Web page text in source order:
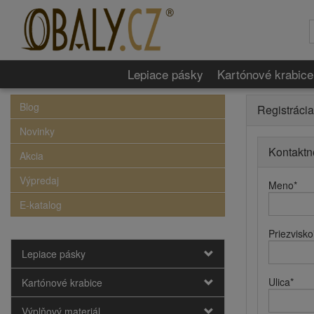
Lepiace pásky Kartónové krabice
Blog
Novinky
Akcia
Výpredaj
E-katalog
Lepiace pásky
Kartónové krabice
Výplňový materiál
Registrácia
Meno*
Priezvisko
Ulica*